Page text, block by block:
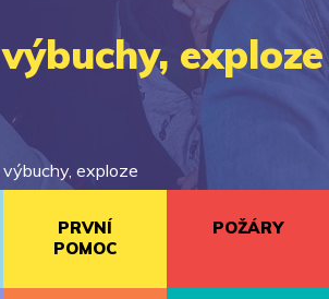
exploze
výbuchy, exploze
PRVNÍ
POMOC
POŽÁRY